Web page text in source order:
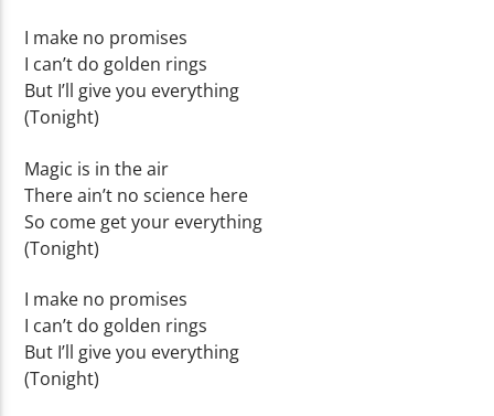
I make no promises
I can’t do golden rings
But I’ll give you everything
(Tonight)
Magic is in the air
There ain’t no science here
So come get your everything
(Tonight)
I make no promises
I can’t do golden rings
But I’ll give you everything
(Tonight)